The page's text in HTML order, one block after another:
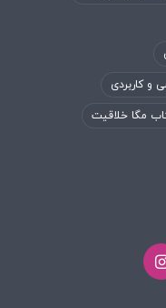
و کاربردی
مگا خلاقیت
اینستاگرام